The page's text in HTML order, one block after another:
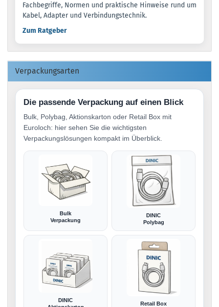
Fachbegriffe, Normen und praktische Hinweise rund um
Kabel, Adapter und Verbindungstechnik.
Zum Ratgeber
Verpackungsarten
Die passende Verpackung auf einen Blick
Bulk, Polybag, Aktionskarton oder Retail Box mit
Euroloch: hier sehen Sie die wichtigsten
Verpackungslösungen kompakt im Überblick.
Bulk
Verpackung
DINIC
Polybag
DINIC
Retail Box